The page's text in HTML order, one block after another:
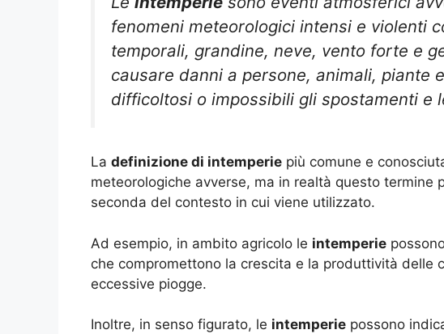
fenomeni meteorologici intensi e violenti
temporali, grandine, neve, vento forte e
causare danni a persone, animali, piante
difficoltosi o impossibili gli spostamenti e
La definizione di intemperie più comune e
meteorologiche avverse, ma in realtà questo termine
seconda del contesto in cui viene utilizzato.
Ad esempio, in ambito agricolo le intemperie
che compromettono la crescita e la produttività delle
eccessive piogge.
Inoltre, in senso figurato, le intemperie possono